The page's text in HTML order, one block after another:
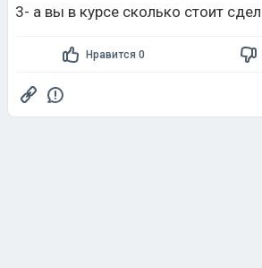
3- а вы в курсе сколько стоит
Нравится 0